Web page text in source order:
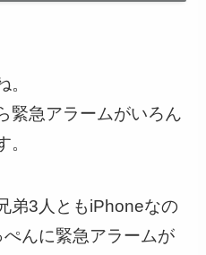
。
緊急アラームがいろん
。
弟3人ともiPhoneなの
んに緊急アラームが